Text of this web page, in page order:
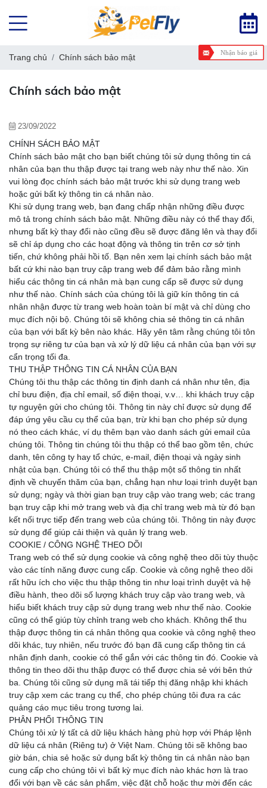
Trang chủ Chính sách bảo mật
Chính sách bảo mật
23/09/2022
CHÍNH SÁCH BẢO MẬT
Chính sách bảo mật cho bạn biết chúng tôi sử dụng thông tin cá
nhân của bạn thu thập được tại trang web này như thế nào. Xin
vui lòng đọc chính sách bảo mật trước khi sử dụng trang web
hoặc gửi bất kỳ thông tin cá nhân nào.
Khi sử dụng trang web, bạn đang chấp nhận những điều được
mô tả trong chính sách bảo mật. Những điều này có thể thay đổi,
nhưng bất kỳ thay đổi nào cũng đều sẽ được đăng lên và thay đổi
sẽ chỉ áp dụng cho các hoạt động và thông tin trên cơ sở tịnh
tiến, chứ không phải hồi tố. Bạn nên xem lại chính sách bảo mật
bất cứ khi nào bạn truy cập trang web để đảm bảo rằng mình
hiểu các thông tin cá nhân mà bạn cung cấp sẽ được sử dụng
như thế nào. Chính sách của chúng tôi là giữ kín thông tin cá
nhân nhận được từ trang web hoàn toàn bí mật và chỉ dùng cho
mục đích nội bộ. Chúng tôi sẽ không chia sẻ thông tin cá nhân
của bạn với bất kỳ bên nào khác. Hãy yên tâm rằng chúng tôi tôn
trọng sự riêng tư của bạn và xử lý dữ liệu cá nhân của bạn với sự
cẩn trọng tối đa.
THU THẬP THÔNG TIN CÁ NHÂN CỦA BẠN
Chúng tôi thu thập các thông tin định danh cá nhân như tên, địa
chỉ bưu điện, địa chỉ email, số điện thoại, v.v… khi khách truy cập
tự nguyện gửi cho chúng tôi. Thông tin này chỉ được sử dụng để
đáp ứng yêu cầu cụ thể của bạn, trừ khi bạn cho phép sử dụng
nó theo cách khác, ví dụ thêm bạn vào danh sách gửi email của
chúng tôi. Thông tin chúng tôi thu thập có thể bao gồm tên, chức
danh, tên công ty hay tổ chức, e-mail, điện thoại và ngày sinh
nhật của bạn. Chúng tôi có thể thu thập một số thông tin nhất
định về chuyến thăm của bạn, chẳng hạn như loại trình duyệt bạn
sử dụng; ngày và thời gian bạn truy cập vào trang web; các trang
bạn truy cập khi mở trang web và địa chỉ trang web mà từ đó bạn
kết nối trực tiếp đến trang web của chúng tôi. Thông tin này được
sử dụng để giúp cải thiện và quản lý trang web.
COOKIE / CÔNG NGHỆ THEO DÕI
Trang web có thể sử dụng cookie và công nghệ theo dõi tùy thuộc
vào các tính năng được cung cấp. Cookie và công nghệ theo dõi
rất hữu ích cho việc thu thập thông tin như loại trình duyệt và hệ
điều hành, theo dõi số lượng khách truy cập vào trang web, và
hiểu biết khách truy cập sử dụng trang web như thế nào. Cookie
cũng có thể giúp tùy chỉnh trang web cho khách. Không thể thu
thập được thông tin cá nhân thông qua cookie và công nghệ theo
dõi khác, tuy nhiên, nếu trước đó bạn đã cung cấp thông tin cá
nhân định danh, cookie có thể gắn với các thông tin đó. Cookie và
thông tin theo dõi thu thập được có thể được chia sẻ với bên thứ
ba. Chúng tôi cũng sử dụng mã tái tiếp thị đăng nhập khi khách
truy cập xem các trang cụ thể, cho phép chúng tôi đưa ra các
quảng cáo mục tiêu trong tương lai.
PHÂN PHỐI THÔNG TIN
Chúng tôi xử lý tất cả dữ liệu khách hàng phù hợp với Pháp lệnh
dữ liệu cá nhân (Riêng tư) ở Việt Nam. Chúng tôi sẽ không bao
giờ bán, chia sẻ hoặc sử dụng bất kỳ thông tin cá nhân nào bạn
cung cấp cho chúng tôi vì bất kỳ mục đích nào khác hơn là trao
đổi với bạn về các sản phẩm, việc đặt chỗ hoặc thư mời đến các
Nhận báo giá